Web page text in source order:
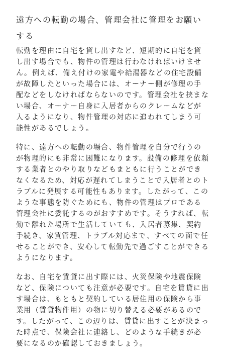
遠方への転勤の場合、管理会社に管理をお願い
する
転勤を理由に自宅を貸し出すなど、短期的に自宅を貸
し出す場合でも、物件の管理は行わなければいけませ
ん。例えば、備え付けの家電や給湯器などの住宅設備
が故障したといった場合には、オーナー側が修理の手
配などをしなければならないのです。管理会社を挟まな
い場合、オーナー自身に入居者からのクレームなどが
入るようになり、物件管理の対応に追われてしまう可
能性があるでしょう。
特に、遠方への転勤の場合、物件管理を自分で行うの
が物理的にも非常に困難になります。設備の修理を依頼
する業者とのやり取りなどもまともに行うことができ
なくなるため、対応が遅れてしまうことで入居者とのト
ラブルに発展する可能性もあります。したがって、この
ような事態を防ぐためにも、物件の管理はプロである
管理会社に委託するのがおすすめです。そうすれば、転
勤で離れた場所で生活していても、入居者募集、契約
手続き、家賃管理、トラブル対応まで、すべての面で任
せることができ、安心して転勤先で過ごすことができる
ようになります。
なお、自宅を賃貸に出す際には、火災保険や地震保険
など、保険についても注意が必要です。自宅を賃貸に出
す場合は、もともと契約している居住用の保険から事
業用（賃貸物件用）の物に切り替える必要があるので
す。したがって、この辺りは、賃貸に出すことが決まっ
た時点で、保険会社に連絡し、どのような手続きが必
要になるのか確認しておきましょう。